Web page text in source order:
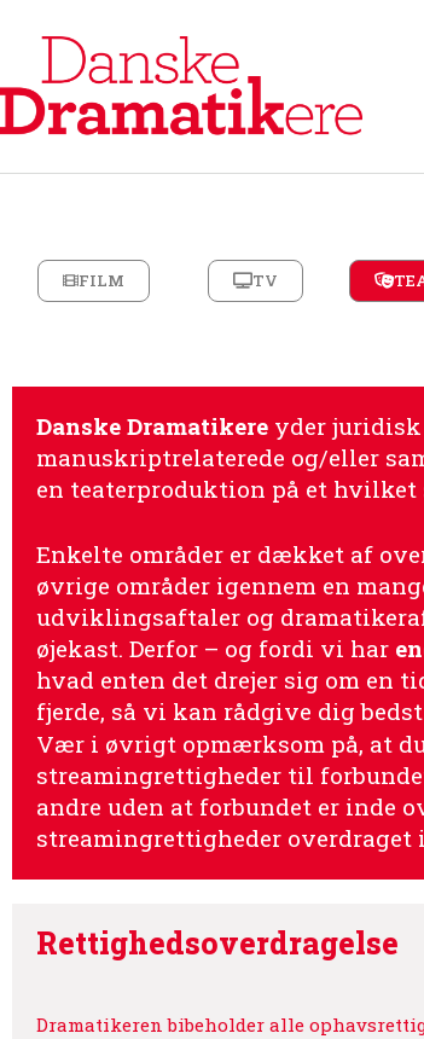
FILM TV
Danske Dramatikere yder
manuskriptrelaterede og/eller
en teaterproduktion på et hvilket
Enkelte områder er dækket af
øvrige områder igennem en
udviklingsaftaler og
øjekast. Derfor – og fordi vi har
hvad enten det drejer sig om
fjerde, så vi kan rådgive dig
Vær i øvrigt opmærksom på, at
streamingrettigheder til
andre uden at forbundet er inde
streamingrettigheder
Rettighedsoverdragelse
Dramatikeren bibeholder alle